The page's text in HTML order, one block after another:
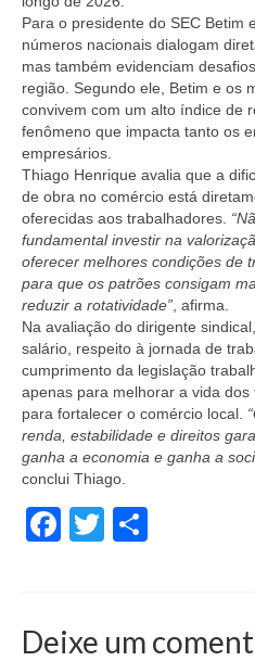
Material de
maquinismo de Betim
ACT’s
Acordos Coletivos de
Notícias
Fotos
Contato
Para o presidente do SEC Betim
números nacionais dialogam
mas também evidenciam
região. Segundo ele, Betim e os
convivem com um alto índice de
fenômeno que impacta tanto os
empresários.
Thiago Henrique avalia que a
de obra no comércio está
oferecidas aos trabalhadores.
fundamental investir na
oferecer melhores condições de
para que os patrões consigam
reduzir a rotatividade” , afirma.
Na avaliação do dirigente
salário, respeito à jornada de
cumprimento da legislação
apenas para melhorar a vida
para fortalecer o comércio local.
renda, estabilidade e direitos
ganha a economia e ganha a
conclui Thiago.
Facebook
Twitter
Deixe um